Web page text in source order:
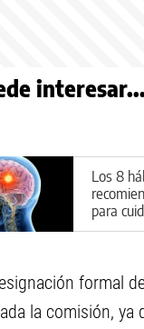
interesar...
Los 8
para
prevenir
formal
la comisión, ya